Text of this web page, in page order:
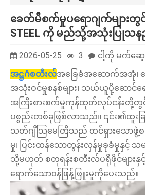
ခေတ်မီစက်မှုပရောဂျက်များတွင်
STEEL ကို မည်သို့အသုံးပြုသန
2026-05-25 3
ငါ့ကို မက်ဆေ့ခ
အဋ္ဌဂံစတီးလ်အခြေခံအဆောက်အအုံ၊
အသုံးဝင်မှုစနစ်များ၊ သယ်ယူပို့ဆောင်ရ
အကြီးစားစက်မှုကုန်ထုတ်လုပ်ငန်းတို့တွင်
ပစ္စည်းတစ်ခုဖြစ်လာသည်။ ၎င်း၏ထူး
သတ်ဂျီသြမေတြီသည် ထင်ရှားသောဖွဲ့
မှု၊ ပြင်းထန်သောတွန်းလှန်မှုခုခံမှုနှင့် သမ
သို့မဟုတ် စတုရန်းစတီးလ်ပရိုဖိုင်များနှ
ရောက်သောဝန်ဖြန့်ဖြူးမှုကိုပေးသည်။